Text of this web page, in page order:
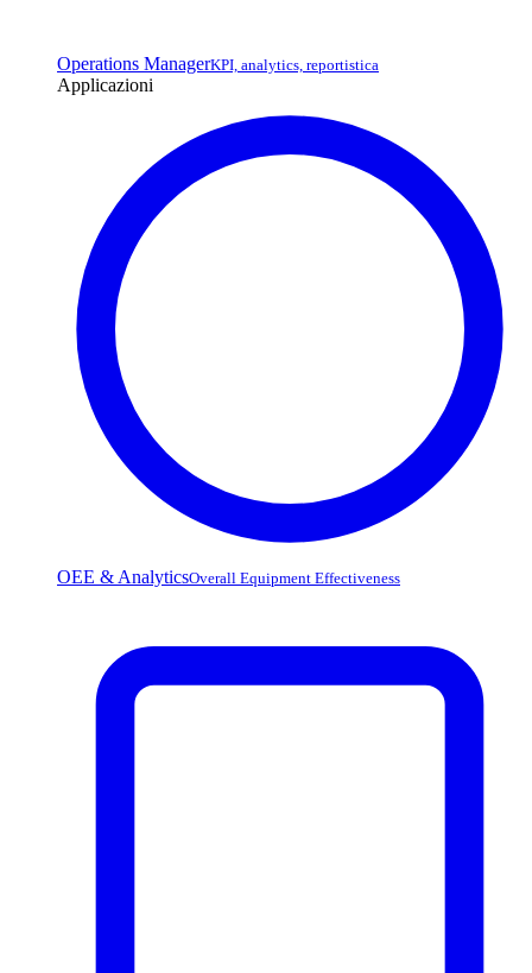
Operations ManagerKPI, analytics, reportistica
Applicazioni
OEE & AnalyticsOverall Equipment Effectiveness